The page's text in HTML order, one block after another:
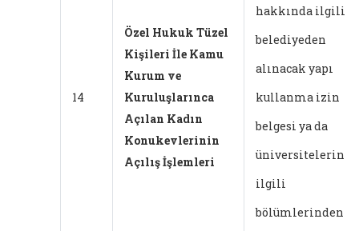
14
Özel Hukuk Tüzel
Kişileri İle Kamu
Kurum ve
Kuruluşlarınca
Açılan Kadın
Konukevlerinin
Açılış İşlemleri
hakkında ilgili
belediyeden
alınacak yapı
kullanma izin
belgesi ya da
üniversitelerin
ilgili
bölümlerinden